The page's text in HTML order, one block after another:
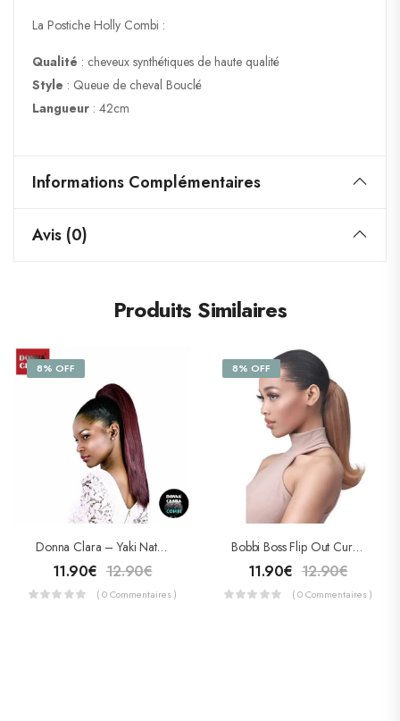
La Postiche Holly Combi :
Qualité : cheveux synthétiques de haute qualité
Style : Queue de cheval Bouclé
Langueur : 42cm
Informations Complémentaires
Avis (0)
Produits Similaires
8% OFF
Donna Clara – Yaki Natural Combi
11.90€ 12.90€
( 0 Commentaires )
8% OFF
Bobbi Boss Flip Out Curl 10″ (Queue De Cheval)
11.90€ 12.90€
( 0 Commentaires )